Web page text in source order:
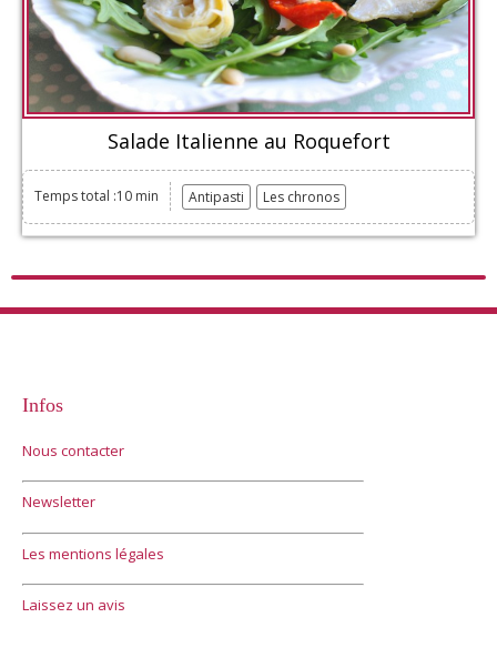
Salade Italienne au Roquefort
Temps total :10 min Antipasti Les chronos
Infos
Nous contacter
Newsletter
Les mentions légales
Laissez un avis